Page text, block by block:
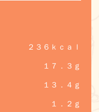
２３６ｋｃａｌ
１７．３ｇ
１３．４ｇ
１．２ｇ